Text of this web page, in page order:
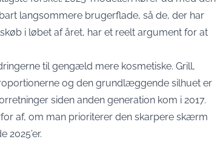
langsommere brugerflade, så de, der har
i løbet af året, har et reelt argument for at
til gengæld mere kosmetiske. Grill,
og den grundlæggende silhuet er
siden anden generation kom i 2017.
af, om man prioriterer den skarpere skærm
2025’er.